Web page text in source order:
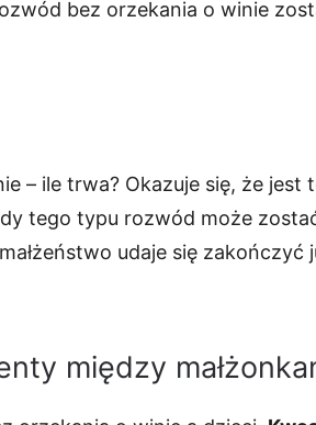
bez orzekania o winie
– ile trwa? Okazuje się, że jest
tego typu rozwód może
udaje się zakończyć
między